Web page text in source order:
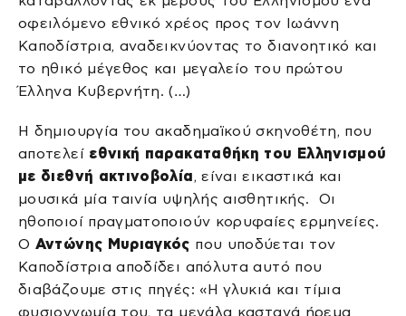
οφειλόμενο εθνικό χρέος προς τον Ιωάννη
Καποδίστρια, αναδεικνύοντας το διανοητικό και
το ηθικό μέγεθος και μεγαλείο του πρώτου
Έλληνα Κυβερνήτη. (…)
Η δημιουργία του ακαδημαϊκού σκηνοθέτη, που
αποτελείεθνική παρακαταθήκη του Ελληνισμού
με διεθνή ακτινοβολία, είναι εικαστικά και
μουσικά μία ταινία υψηλής αισθητικής. Οι
ηθοποιοί πραγματοποιούν κορυφαίες ερμηνείες.
Ο Αντώνης Μυριαγκός που υποδύεται τον
Καποδίστρια αποδίδει απόλυτα αυτό που
διαβάζουμε στις πηγές: «Η γλυκιά και τίμια
φυσιογνωμία του, τα μεγάλα καστανά ήρεμα